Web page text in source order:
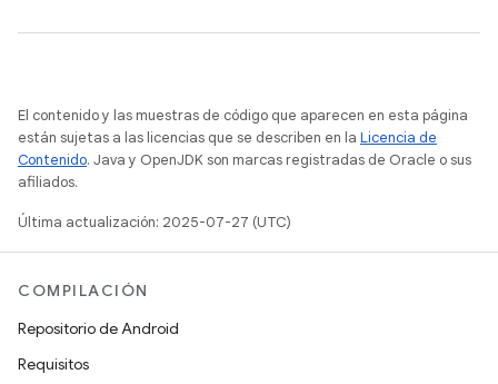
El contenido y las muestras de código que aparecen en esta página
están sujetas a las licencias que se describen en la Licencia de
Contenido. Java y OpenJDK son marcas registradas de Oracle o sus
afiliados.
Última actualización: 2025-07-27 (UTC)
COMPILACIÓN
Repositorio de Android
Requisitos